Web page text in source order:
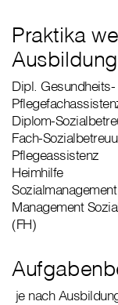
Praktika
Dipl.
Diplom-
Fach-
Pflegeassistenz
Heimhilfe
Management
(FH)
je nach